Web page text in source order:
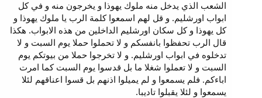
الشعب الذي يدخل منه ملوك يهوذا و يخرجون منه و في كل
ابواب اورشليم. و قل لهم اسمعوا كلمة الرب يا ملوك يهوذا و
كل يهوذا و كل سكان اورشليم الداخلين من هذه الابواب. هكذا
قال الرب تحفظوا بانفسكم و لا تحملوا حملا يوم السبت و لا
تدخلوه في ابواب اورشليم. و لا تخرجوا حملا من بيوتكم يوم
السبت و لا تعملوا شغلا ما بل قدسوا يوم السبت كما امرت
اباءكم. فلم يسمعوا و لم يميلوا اذنهم بل قسوا اعناقهم لئلا
يسمعوا و لئلا يقبلوا تاديبا.